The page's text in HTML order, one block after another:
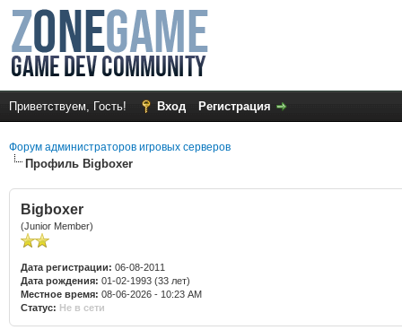
Приветствуем, Гость! Вход Регистрация
Форум администраторов игровых серверов
Профиль Bigboxer
Bigboxer
(Junior Member)
Дата регистрации: 06-08-2011
Дата рождения: 01-02-1993 (33 лет)
Местное время: 08-06-2026 - 10:23 AM
Статус: Не в сети